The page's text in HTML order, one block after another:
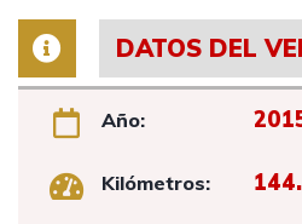
DATOS DEL
Año:
Kilómetros: